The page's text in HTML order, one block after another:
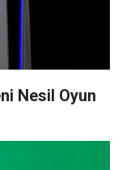
Nesil Oyun